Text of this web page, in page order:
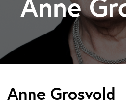
A
Anne Grosvold